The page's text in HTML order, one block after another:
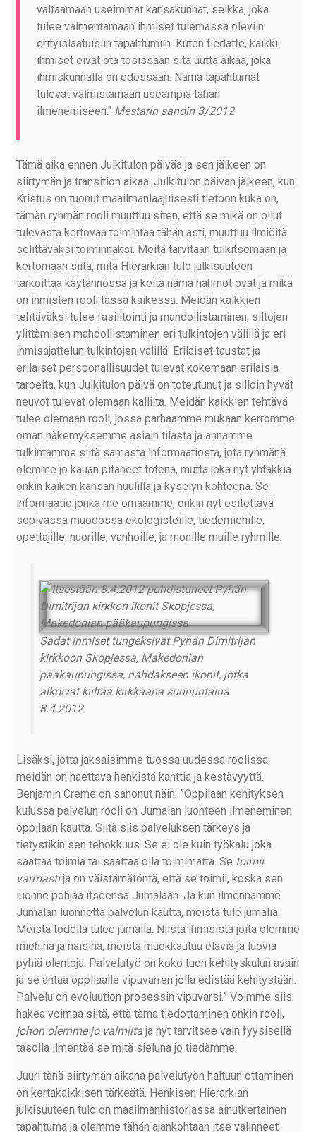
valtaamaan useimmat kansakunnat, seikka, joka
tulee valmentamaan ihmiset tulemassa oleviin
erityislaatuisiin tapahtumiin. Kuten tiedätte, kaikki
ihmiset eivät ota tosissaan sitä uutta aikaa, joka
ihmiskunnalla on edessään. Nämä tapahtumat
tulevat valmistamaan useampia tähän
ilmenemiseen." Mestarin sanoin 3/2012
Tämä aika ennen Julkitulon päivää ja sen jälkeen on
siirtymän ja transition aikaa. Julkitulon päivän jälkeen, kun
Kristus on tuonut maailmanlaajuisesti tietoon kuka on,
tämän ryhmän rooli muuttuu siten, että se mikä on ollut
tulevasta kertovaa toimintaa tähän asti, muuttuu ilmiöitä
selittäväksi toiminnaksi. Meitä tarvitaan tulkitsemaan ja
kertomaan siitä, mitä Hierarkian tulo julkisuuteen
tarkoittaa käytännössä ja keitä nämä hahmot ovat ja mikä
on ihmisten rooli tässä kaikessa. Meidän kaikkien
tehtäväksi tulee fasilitointi ja mahdollistaminen, siltojen
ylittämisen mahdollistaminen eri tulkintojen välillä ja eri
ihmisajattelun tulkintojen välillä. Erilaiset taustat ja
erilaiset persoonallisuudet tulevat kokemaan erilaisia
tarpeita, kun Julkitulon päivä on toteutunut ja silloin hyvät
neuvot tulevat olemaan kalliita. Meidän kaikkien tehtävä
tulee olemaan rooli, jossa parhaamme mukaan kerromme
oman näkemyksemme asiain tilasta ja annamme
tulkintamme siitä samasta informaatiosta, jota ryhmänä
olemme jo kauan pitäneet totena, mutta joka nyt yhtäkkiä
onkin kaiken kansan huulilla ja kyselyn kohteena. Se
informaatio jonka me omaamme, onkin nyt esitettävä
sopivassa muodossa ekologisteille, tiedemiehille,
opettajille, nuorille, vanhoille, ja monille muille ryhmille.
Sadat ihmiset tungeksivat Pyhän Dimitrijan
kirkkoon Skopjessa, Makedonian
pääkaupungissa, nähdäkseen ikonit, jotka
alkoivat kiiltää kirkkaana sunnuntaina
8.4.2012
Lisäksi, jotta jaksaisimme tuossa uudessa roolissa,
meidän on haettava henkistä kanttia ja kestävyyttä.
Benjamin Creme on sanonut näin: ”Oppilaan kehityksen
kulussa palvelun rooli on Jumalan luonteen ilmeneminen
oppilaan kautta. Siitä siis palveluksen tärkeys ja
tietystikin sen tehokkuus. Se ei ole kuin työkalu joka
saattaa toimia tai saattaa olla toimimatta. Se toimii
varmastija on väistämätöntä, että se toimii, koska sen
luonne pohjaa itseensä Jumalaan. Ja kun ilmennämme
Jumalan luonnetta palvelun kautta, meistä tule jumalia.
Meistä todella tulee jumalia. Niistä ihmisistä joita olemme
miehinä ja naisina, meistä muokkautuu eläviä ja luovia
pyhiä olentoja. Palvelutyö on koko tuon kehityskulun avain
ja se antaa oppilaalle vipuvarren jolla edistää kehitystään.
Palvelu on evoluution prosessin vipuvarsi.” Voimme siis
hakea voimaa siitä, että tämä tiedottaminen onkin rooli,
johon olemme jo valmiitaja nyt tarvitsee vain fyysisellä
tasolla ilmentää se mitä sieluna jo tiedämme.
Juuri tänä siirtymän aikana palvelutyön haltuun ottaminen
on kertakaikkisen tärkeätä. Henkisen Hierarkian
julkisuuteen tulo on maailmanhistoriassa ainutkertainen
tapahtuma ja olemme tähän ajankohtaan itse valinneet